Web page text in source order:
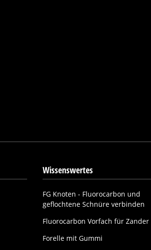
Wissenswertes
FG Knoten - Fluorocarbon und
geflochtene Schnüre verbinden
Fluorocarbon Vorfach für Zander
Forelle mit Gummi